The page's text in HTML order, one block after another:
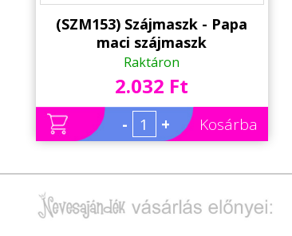
Ajándék Ötletek Férfiaknak
Családtagoknak
Party kellékek
(SZM153) Szájmaszk - Papa
maci szájmaszk
Raktáron
2.032 Ft
- + Kosárba